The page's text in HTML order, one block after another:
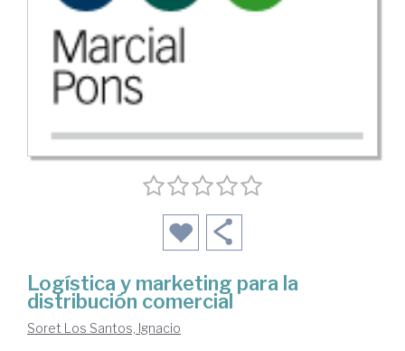
Logística y marketing para la
distribución comercial
Soret Los Santos, Ignacio